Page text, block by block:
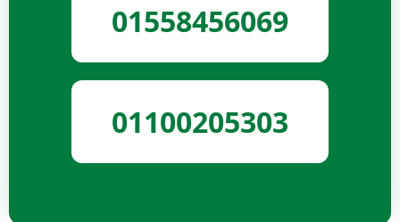
01558456069
01100205303